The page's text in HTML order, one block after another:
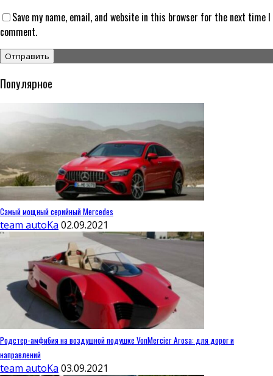
Save my name, email, and website in this browser for the next time I
comment.
Популярное
Самый мощный серийный Mercedes
team autoKa 02.09.2021
Родстер-амфибия на воздушной подушке VonMercier Arosa: для дорог и
направлений
team autoKa 03.09.2021